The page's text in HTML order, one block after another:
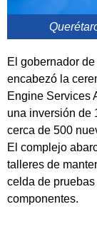
El gobernador
encabezó la
Engine Services
una inversión de
cerca de 500
El complejo
talleres de
celda de
componentes.